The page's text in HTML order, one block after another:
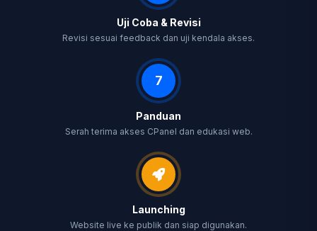
Uji Coba & Revisi
Revisi sesuai feedback dan uji kendala akses.
7
Panduan
Serah terima akses CPanel dan edukasi web.
Launching
Website live ke publik dan siap digunakan.